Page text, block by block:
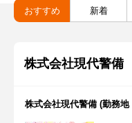
おすすめ 新着
株式会社現代警備
株式会社現代警備 (勤務地